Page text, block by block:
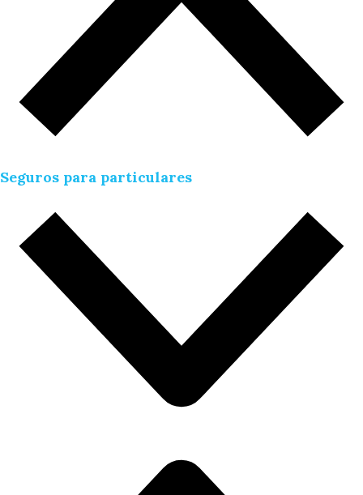
Seguros para particulares